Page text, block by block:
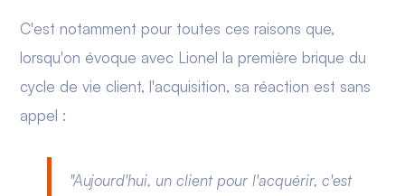
C'est notamment pour toutes ces raisons que,
lorsqu'on évoque avec Lionel la première brique du
cycle de vie client, l'acquisition, sa réaction est sans
appel :
"Aujourd'hui, un client pour l'acquérir, c'est